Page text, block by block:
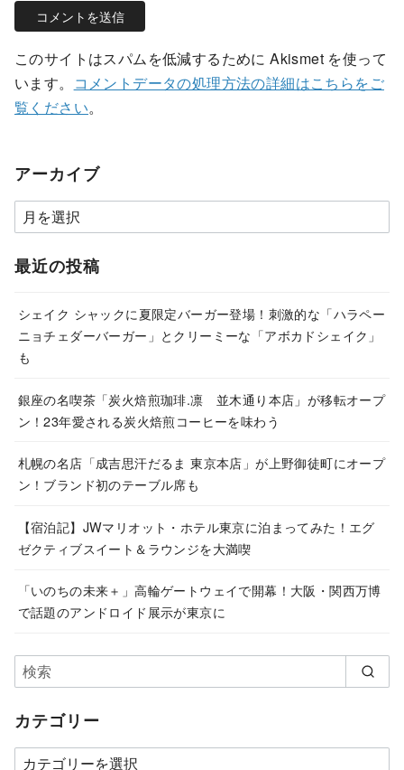
このサイトはスパムを低減するために Akismet を使って
います。
コメントデータの処理方法の詳細はこちらをご
覧ください。
アーカイブ
ア
ー
カ
ブ
最近の投稿
シェイク シャックに夏限定バーガー登場！刺激的な「ハラペー
ニョチェダーバーガー」とクリーミーな「アボカドシェイク」
も
銀座の名喫茶「炭火焙煎珈琲.凛 並木通り本店」が移転オープ
ン！23年愛される炭火焙煎コーヒーを味わう
札幌の名店「成吉思汗だるま 東京本店」が上野御徒町にオープ
ン！ブランド初のテーブル席も
【宿泊記】JWマリオット・ホテル東京に泊まってみた！エグ
ゼクティブスイート＆ラウンジを大満喫
「いのちの未来＋」高輪ゲートウェイで開幕！大阪・関西万博
で話題のアンドロイド展示が東京に
カテゴリー
カ